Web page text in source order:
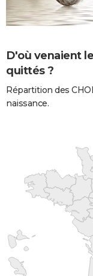
D'où venaient
quittés ?
Répartition des
naissance.